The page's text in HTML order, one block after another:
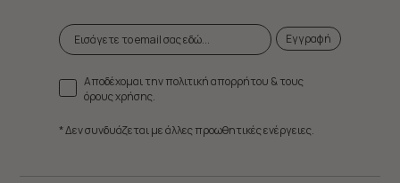
Εγγραφή
Αποδέχομαι την πολιτική απορρήτου & τους
όρους χρήσης.
* Δεν συνδυάζεται με άλλες προωθητικές ενέργειες.